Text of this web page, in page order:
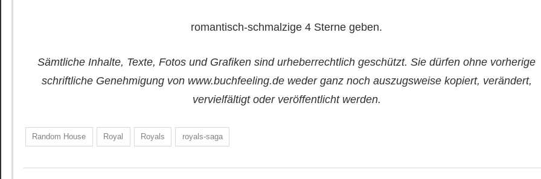
romantisch-schmalzige 4 Sterne geben.
Sämtliche Inhalte, Texte, Fotos und Grafiken sind urheberrechtlich geschützt. Sie dürfen ohne vorherige
schriftliche Genehmigung von www.buchfeeling.de weder ganz noch auszugsweise kopiert, verändert,
vervielfältigt oder veröffentlicht werden.
Random House Royal Royals royals-saga